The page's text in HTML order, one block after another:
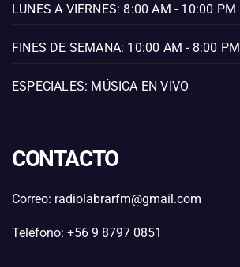
LUNES A VIERNES: 8:00 AM - 10:00 PM
FINES DE SEMANA: 10:00 AM - 8:00 PM
ESPECIALES: MÚSICA EN VIVO
CONTACTO
Correo: radiolabrarfm@gmail.com
Teléfono: +56 9 8797 0851